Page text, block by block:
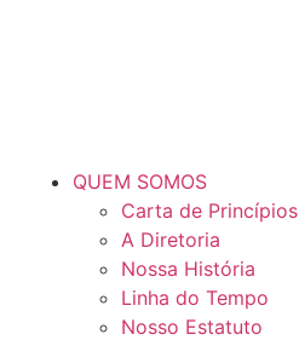
QUEM SOMOS
Carta de Princípios
A Diretoria
Nossa História
Linha do Tempo
Nosso Estatuto